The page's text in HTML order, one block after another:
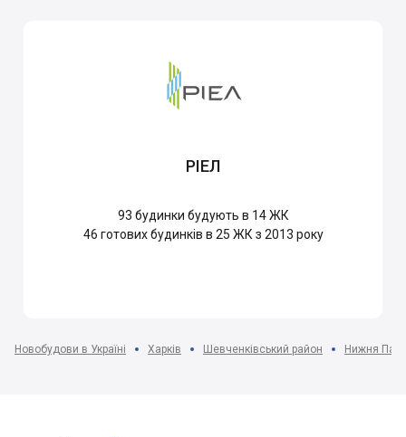
РІЕЛ
93 будинки будують в 14 ЖК
46 готових будинків в 25 ЖК з 2013 року
Новобудови в Україні Харків Шевченківський район Нижня